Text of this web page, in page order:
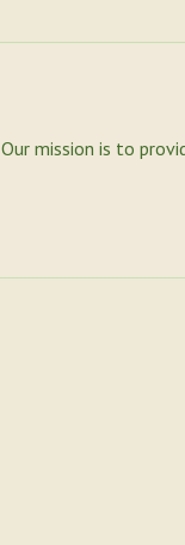
Our mission is to